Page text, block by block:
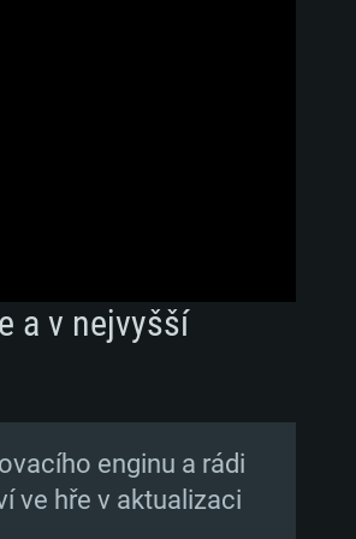
a v nejvyšší
enginu a rádi
ve hře v aktualizaci